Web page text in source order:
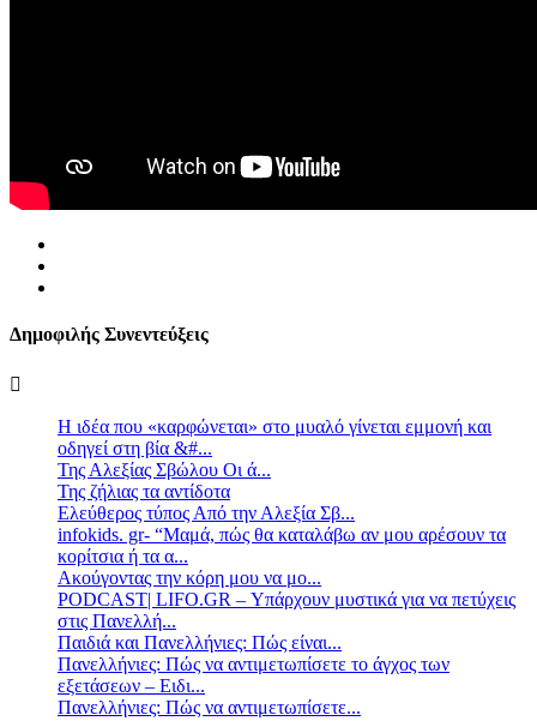
Δημοφιλής Συνεντεύξεις
Η ιδέα που «καρφώνεται» στο μυαλό γίνεται εμμονή και
οδηγεί στη βία &#...
Της Αλεξίας Σβώλου Οι ά...
Της ζήλιας τα αντίδοτα
Ελεύθερος τύπος Από την Αλεξία Σβ...
infokids. gr- “Μαμά, πώς θα καταλάβω αν μου αρέσουν τα
κορίτσια ή τα α...
Ακούγοντας την κόρη μου να μο...
PODCAST| LIFO.GR – Υπάρχουν μυστικά για να πετύχεις
στις Πανελλή...
Παιδιά και Πανελλήνιες: Πώς είναι...
Πανελλήνιες: Πώς να αντιμετωπίσετε το άγχος των
εξετάσεων – Ειδι...
Πανελλήνιες: Πώς να αντιμετωπίσετε...